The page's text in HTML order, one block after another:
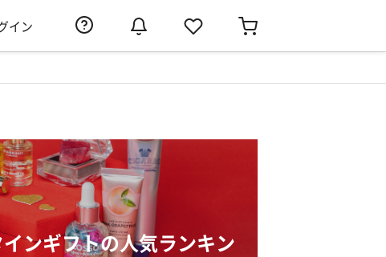
イン
ンギフトの人気ランキン